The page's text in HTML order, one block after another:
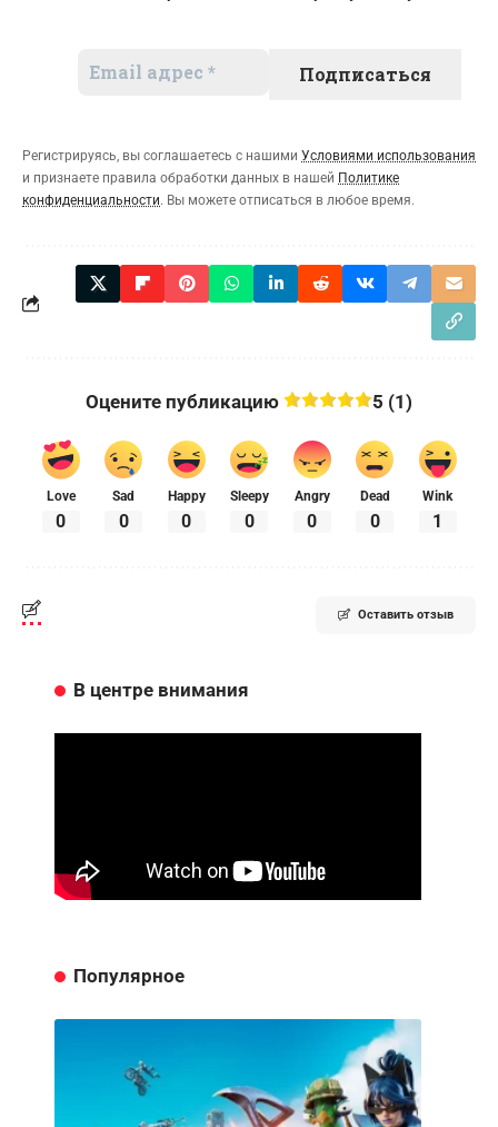
Регистрируясь, вы соглашаетесь с нашими Условиями использования
и признаете правила обработки данных в нашей Политике
конфиденциальности. Вы можете отписаться в любое время.
Оцените публикацию 5 (1)
Love
0
Sad
0
Happy
0
Sleepy
0
Angry
0
Dead
0
Wink
1
Оставить отзыв
В центре внимания
Популярное